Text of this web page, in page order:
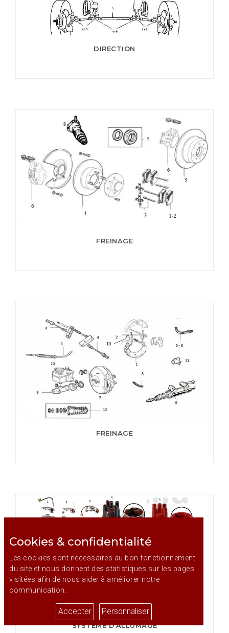
DIRECTION
FREINAGE
FREINAGE
SYSTEME D'ALLUMAGE
Cookies & confidentialité
Les cookies sont nécessaires au bon fonctionnement
du site et nous donnent des statistiques sur les pages
visitées afin de nous aider à améliorer notre
communication.
Accepter Personnaliser